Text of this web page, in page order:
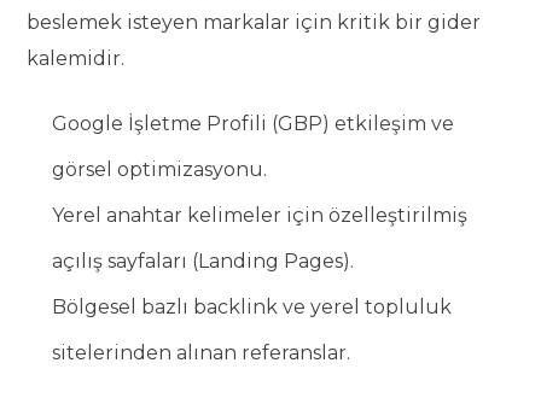
beslemek isteyen markalar için kritik bir gider
kalemidir.
Google İşletme Profili (GBP) etkileşim ve
görsel optimizasyonu.
Yerel anahtar kelimeler için özelleştirilmiş
açılış sayfaları (Landing Pages).
Bölgesel bazlı backlink ve yerel topluluk
sitelerinden alınan referanslar.